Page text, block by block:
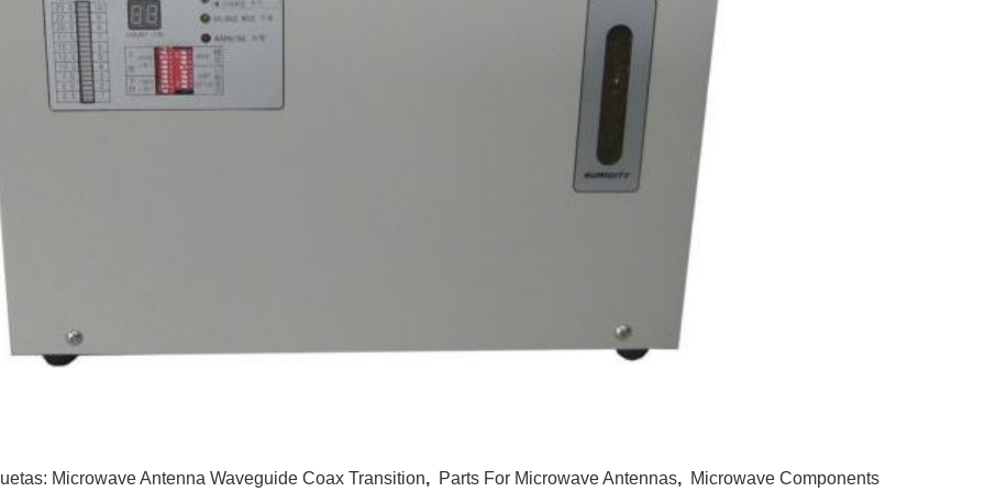
Microwave Antenna Waveguide Coax Transition, Parts For Microwave Antennas, Microwave Components